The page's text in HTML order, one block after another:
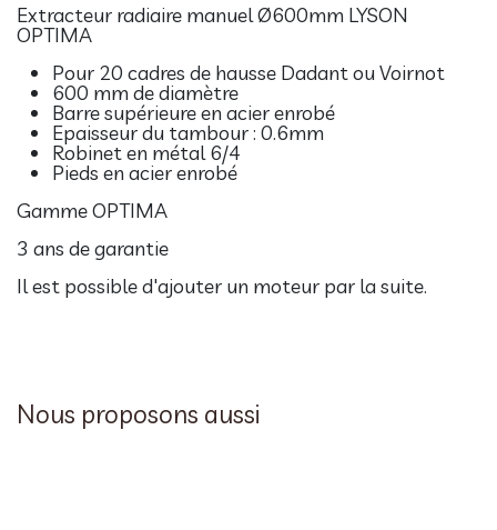
Extracteur radiaire manuel Ø600mm LYSON
OPTIMA
Pour 20 cadres de hausse Dadant ou Voirnot
600 mm de diamètre
Barre supérieure en acier enrobé
Epaisseur du tambour : 0.6mm
Robinet en métal 6/4
Pieds en acier enrobé
Gamme OPTIMA
3 ans de garantie
Il est possible d'ajouter un moteur par la suite.
Nous proposons aussi